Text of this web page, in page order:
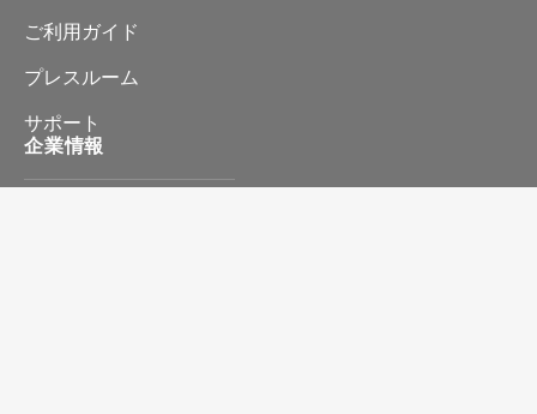
ご利用ガイド
プレスルーム
サポート
企業情報